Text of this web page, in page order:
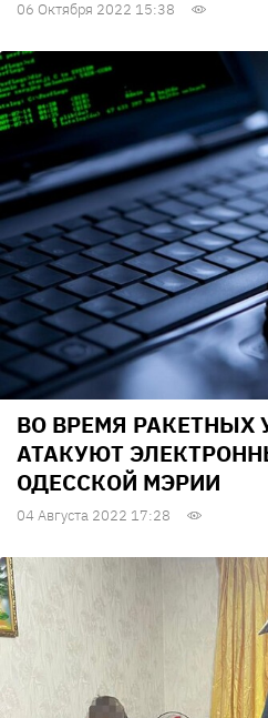
06 Октября 2022 15:38
ВО ВРЕМЯ РАКЕТНЫХ
АТАКУЮТ
ОДЕССКОЙ МЭРИИ
04 Августа 2022 17:28